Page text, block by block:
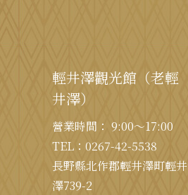
輕井澤觀光館（老輕
井澤）
營業時間： 9:00〜17:00
TEL： 0267-42-5538
長野縣北作郡輕井澤町輕井
澤739-2